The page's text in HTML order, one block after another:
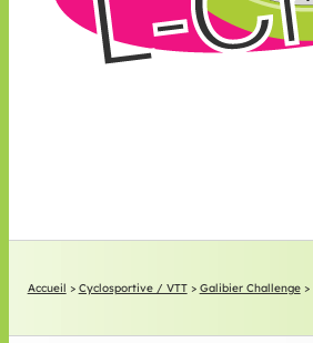
Accueil > Cyclosportive / VTT> Galibier Challenge>